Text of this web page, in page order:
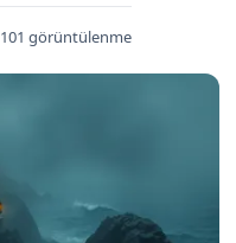
101 görüntülenme